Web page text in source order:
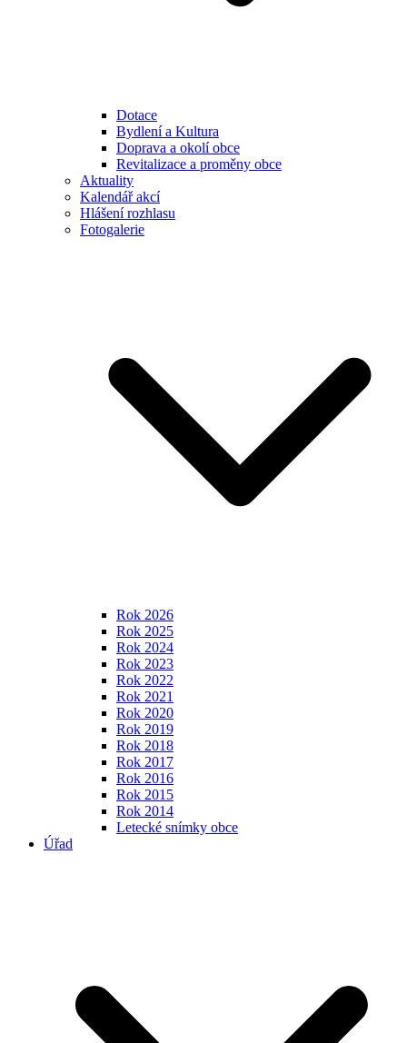
Dotace
Bydlení a Kultura
Doprava a okolí obce
Revitalizace a proměny obce
Aktuality
Kalendář akcí
Hlášení rozhlasu
Fotogalerie
Rok 2026
Rok 2025
Rok 2024
Rok 2023
Rok 2022
Rok 2021
Rok 2020
Rok 2019
Rok 2018
Rok 2017
Rok 2016
Rok 2015
Rok 2014
Letecké snímky obce
Úřad